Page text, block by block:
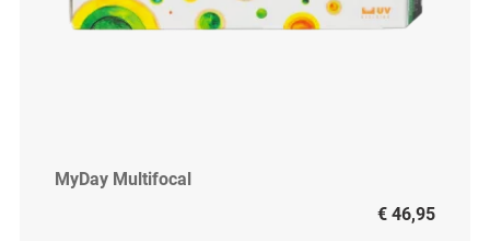
MyDay Multifocal
€ 46,95